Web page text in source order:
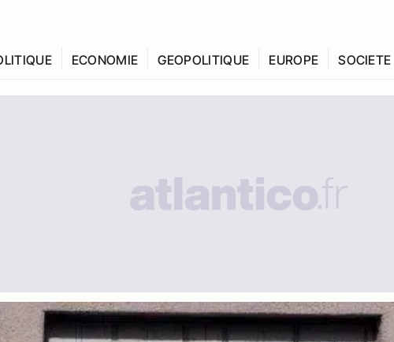
ECONOMIE GEOPOLITIQUE EUROPE SOCIETE